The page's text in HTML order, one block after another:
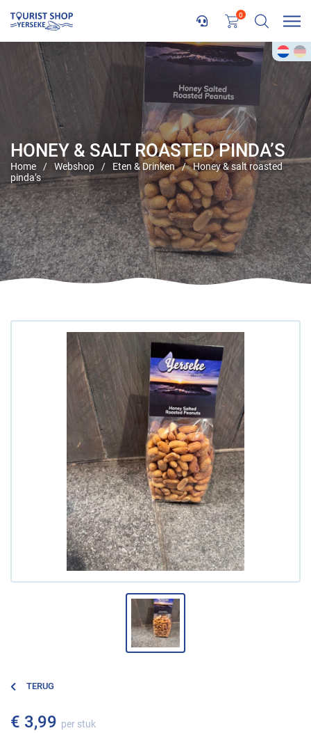
0
HONEY & SALT ROASTED PINDA’S
Home / Webshop / Eten & Drinken /
Honey & salt roasted
pinda’s
TERUG
€ 3,99 per stuk